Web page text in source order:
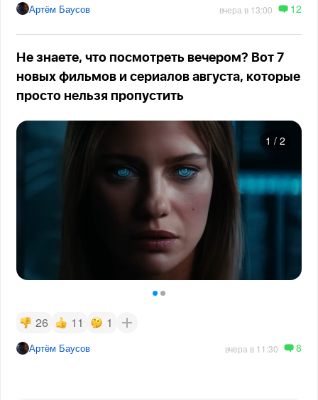
Артём Баусов вчера в 13:00 12
Не знаете, что посмотреть вечером? Вот 7
новых фильмов и сериалов августа, которые
просто нельзя пропустить
1 / 2
26 11 1
Артём Баусов вчера в 11:30 8